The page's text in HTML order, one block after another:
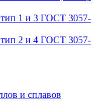
1 и 3 ГОСТ 3057-
2 и 4 ГОСТ 3057-
и сплавов